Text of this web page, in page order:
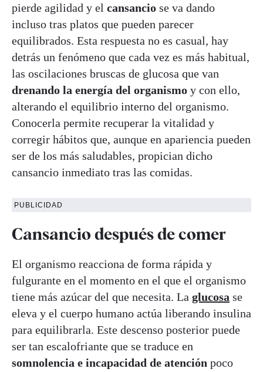
pierde agilidad y el cansancio se va dando
incluso tras platos que pueden parecer
equilibrados. Esta respuesta no es casual, hay
detrás un fenómeno que cada vez es más habitual,
las oscilaciones bruscas de glucosa que van
drenando la energía del organismo y con ello,
alterando el equilibrio interno del organismo.
Conocerla permite recuperar la vitalidad y
corregir hábitos que, aunque en apariencia pueden
ser de los más saludables, propician dicho
cansancio inmediato tras las comidas.
PUBLICIDAD
Cansancio después de comer
El organismo reacciona de forma rápida y
fulgurante en el momento en el que el organismo
tiene más azúcar del que necesita. La glucosa se
eleva y el cuerpo humano actúa liberando insulina
para equilibrarla. Este descenso posterior puede
ser tan escalofriante que se traduce en
somnolencia e incapacidad de atención poco